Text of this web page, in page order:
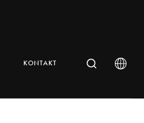
KONTAKT